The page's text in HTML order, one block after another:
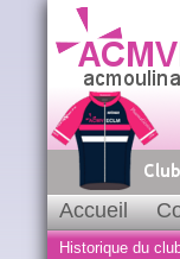
Accueil
Historique du